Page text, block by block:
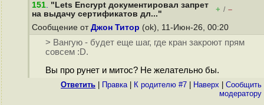
151. "Lets Encrypt документировал запрет
на выдачу сертификатов дл..."
+ / –
Сообщение от Джон Титор (ok), 11-Июн-26, 00:20
> Вангую - будет еще шаг, где кран закроют прям
совсем :D.
Вы про рунет и митос? Не желательно бы.
Ответить Правка| К родителю #7 Наверх
Cообщить
модератору